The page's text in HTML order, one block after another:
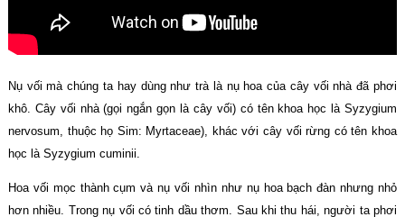
Nụ vối mà chúng ta hay dùng như trà là nụ hoa của cây vối nhà đã phơi
khô. Cây vối nhà (gọi ngắn gọn là cây vối) có tên khoa học là Syzygium
nervosum, thuộc họ Sim: Myrtaceae), khác với cây vối rừng có tên khoa
học là Syzygium cuminii.
Hoa vối mọc thành cụm và nụ vối nhìn như nụ hoa bạch đàn nhưng nhỏ
hơn nhiều. Trong nụ vối có tinh dầu thơm. Sau khi thu hái, người ta phơi